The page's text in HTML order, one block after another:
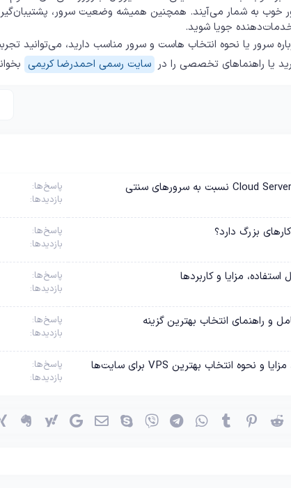
جویا شوید.
سرور یا نحوه انتخاب هاست و سرور مناسب دارید، می‌توانید
یا راهنماهای تخصصی را در سایت رسمی احمدرضا کریمی
پاسخ‌ها
بازدیدها
پاسخ‌ها
بازدیدها
پاسخ‌ها
بازدیدها
پاسخ‌ها
بازدیدها
پاسخ‌ها
بازدیدها
ردیت پینترستTumblr واتساپ تلگرام وایبر اسکایپ ایمیل گوگل یاهو